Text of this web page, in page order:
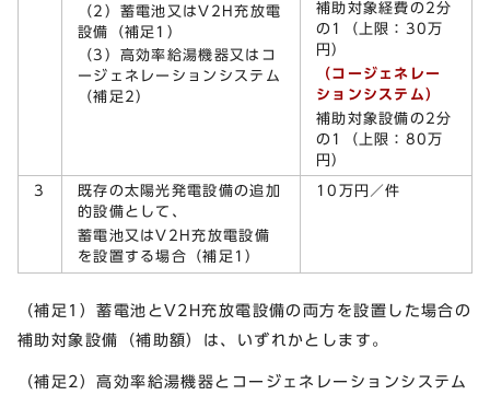
補助対象経費の2分
の1（上限：30万
円）
（コージェネレー
ションシステム）
補助対象設備の2分
の1（上限：80万
円）
（2）蓄電池又はV2H充放電
設備（補足1）
（3）高効率給湯機器又はコ
ージェネレーションシステム
（補足2）
3
既存の太陽光発電設備の追加
的設備として、
蓄電池又はV2H充放電設備
を設置する場合（補足1）
10万円／件
（補足1）蓄電池とV2H充放電設備の両方を設置した場合の
補助対象設備（補助額）は、いずれかとします。
（補足2）高効率給湯機器とコージェネレーションシステム